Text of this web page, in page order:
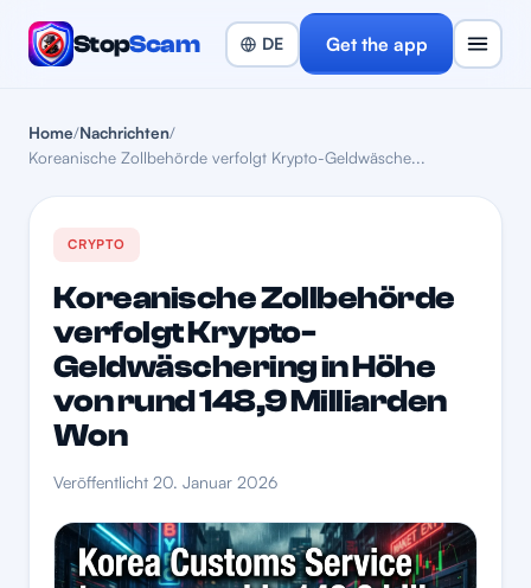
StopScam Get the app
Home/Nachrichten/
Koreanische Zollbehörde verfolgt Krypto-Geldwäsche...
CRYPTO
Koreanische Zollbehörde
verfolgt Krypto-
Geldwäschering in Höhe
von rund 148,9 Milliarden
Won
Veröffentlicht 20. Januar 2026